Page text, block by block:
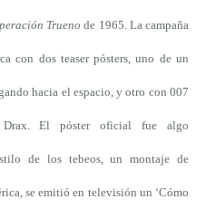
Trueno de 1965. La campaña
con dos teaser pósters, uno de un
hacia el espacio, y otro con 007
El póster oficial fue algo
de los tebeos, un montaje de
se emitió en televisión un ‘Cómo